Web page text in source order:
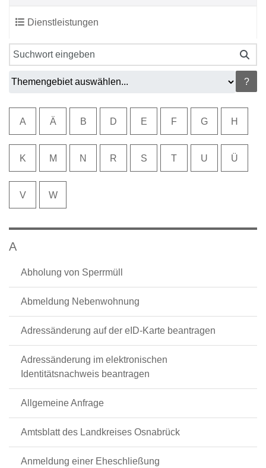
Dienstleistungen
?
A Ä B D E F G H
K M N R S T U Ü
V W
A
Abholung von Sperrmüll
Abmeldung Nebenwohnung
Adressänderung auf der eID-Karte beantragen
Adressänderung im elektronischen
Identitätsnachweis beantragen
Allgemeine Anfrage
Amtsblatt des Landkreises Osnabrück
Anmeldung einer Eheschließung